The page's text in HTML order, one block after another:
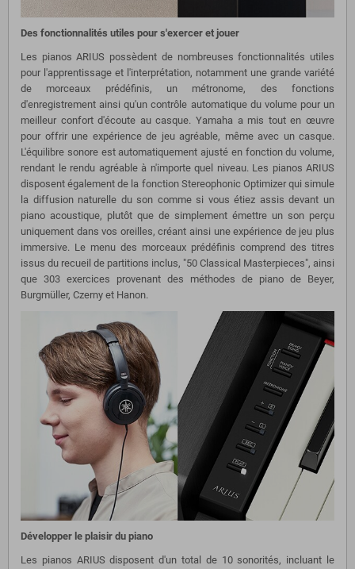
Des fonctionnalités utiles pour s'exercer et jouer
Les pianos ARIUS possèdent de nombreuses fonctionnalités utiles
pour l'apprentissage et l'interprétation, notamment une grande variété
de morceaux prédéfinis, un métronome, des fonctions
d'enregistrement ainsi qu'un contrôle automatique du volume pour un
meilleur confort d'écoute au casque. Yamaha a mis tout en œuvre
pour offrir une expérience de jeu agréable, même avec un casque.
L'équilibre sonore est automatiquement ajusté en fonction du volume,
rendant le rendu agréable à n'importe quel niveau. Les pianos ARIUS
disposent également de la fonction Stereophonic Optimizer qui simule
la diffusion naturelle du son comme si vous étiez assis devant un
piano acoustique, plutôt que de simplement émettre un son perçu
uniquement dans vos oreilles, créant ainsi une expérience de jeu plus
immersive. Le menu des morceaux prédéfinis comprend des titres
issus du recueil de partitions inclus, "50 Classical Masterpieces", ainsi
que 303 exercices provenant des méthodes de piano de Beyer,
Burgmüller, Czerny et Hanon.
Développer le plaisir du piano
Les pianos ARIUS disposent d'un total de 10 sonorités, incluant le